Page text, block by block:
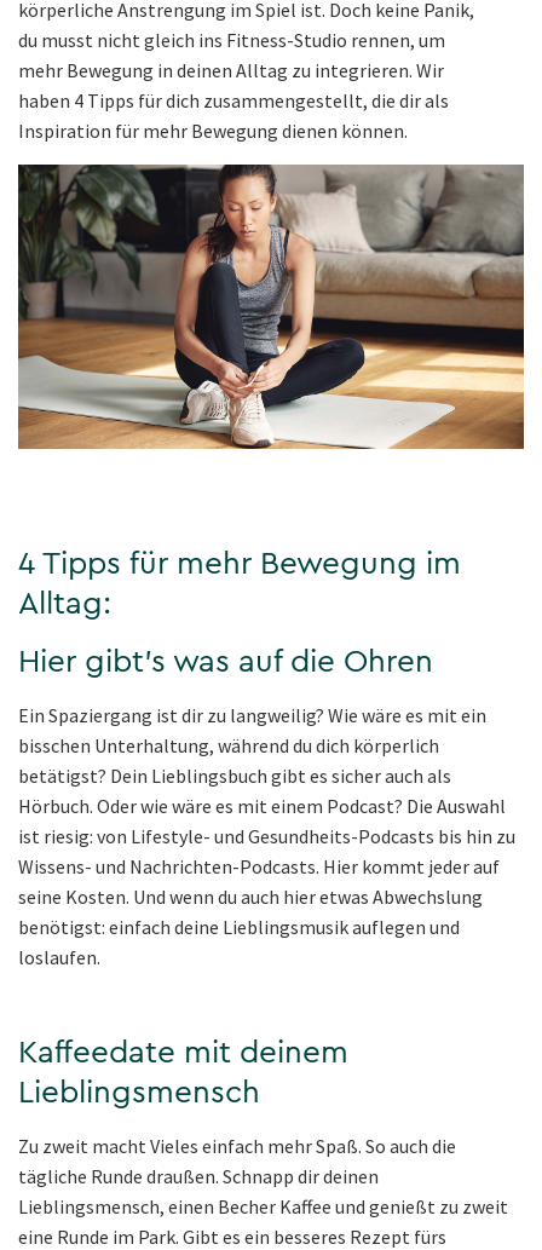
körperliche Anstrengung im Spiel ist. Doch keine Panik,
du musst nicht gleich ins Fitness-Studio rennen, um
mehr Bewegung in deinen Alltag zu integrieren. Wir
haben 4 Tipps für dich zusammengestellt, die dir als
Inspiration für mehr Bewegung dienen können.
4 Tipps für mehr Bewegung im
Alltag:
Hier gibt's was auf die Ohren
Ein Spaziergang ist dir zu langweilig? Wie wäre es mit ein
bisschen Unterhaltung, während du dich körperlich
betätigst? Dein Lieblingsbuch gibt es sicher auch als
Hörbuch. Oder wie wäre es mit einem Podcast? Die Auswahl
ist riesig: von Lifestyle- und Gesundheits-Podcasts bis hin zu
Wissens- und Nachrichten-Podcasts. Hier kommt jeder auf
seine Kosten. Und wenn du auch hier etwas Abwechslung
benötigst: einfach deine Lieblingsmusik auflegen und
loslaufen.
Kaffeedate mit deinem
Lieblingsmensch
Zu zweit macht Vieles einfach mehr Spaß. So auch die
tägliche Runde draußen. Schnapp dir deinen
Lieblingsmensch, einen Becher Kaffee und genießt zu zweit
eine Runde im Park. Gibt es ein besseres Rezept fürs